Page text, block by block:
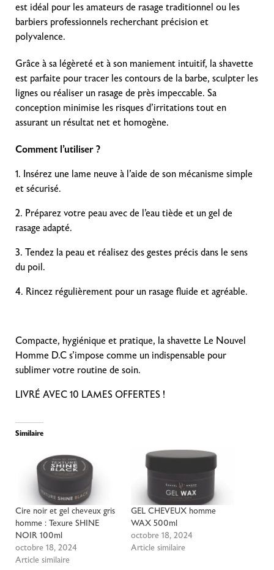
est idéal pour les amateurs de rasage traditionnel ou les
barbiers professionnels recherchant précision et
polyvalence.
Grâce à sa légèreté et à son maniement intuitif, la shavette
est parfaite pour tracer les contours de la barbe, sculpter les
lignes ou réaliser un rasage de près impeccable. Sa
conception minimise les risques d’irritations tout en
assurant un résultat net et homogène.
Comment l’utiliser ?
1. Insérez une lame neuve à l’aide de son mécanisme simple
et sécurisé.
2. Préparez votre peau avec de l’eau tiède et un gel de
rasage adapté.
3. Tendez la peau et réalisez des gestes précis dans le sens
du poil.
4. Rincez régulièrement pour un rasage fluide et agréable.
Compacte, hygiénique et pratique, la shavette Le Nouvel
Homme D.C s’impose comme un indispensable pour
sublimer votre routine de soin.
LIVRÉ AVEC 10 LAMES OFFERTES !
Similaire
Cire noir et gel cheveux gris
homme : Texure SHINE
NOIR 100ml
octobre 18, 2024
Article similaire
GEL CHEVEUX homme
WAX 500ml
octobre 18, 2024
Article similaire